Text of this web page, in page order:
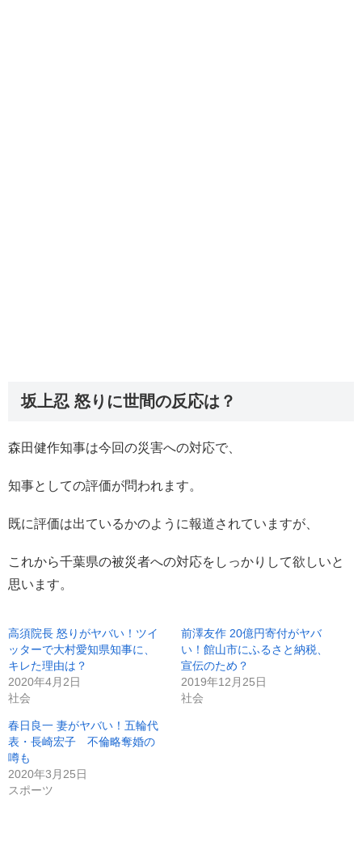
坂上忍 怒りに世間の反応は？
森田健作知事は今回の災害への対応で、
知事としての評価が問われます。
既に評価は出ているかのように報道されていますが、
これから千葉県の被災者への対応をしっかりして欲しいと
思います。
高須院長 怒りがヤバい！ツイ
ッターで大村愛知県知事に、
キレた理由は？
2020年4月2日
社会
前澤友作 20億円寄付がヤバ
い！館山市にふるさと納税、
宣伝のため？
2019年12月25日
社会
春日良一 妻がヤバい！五輪代
表・長崎宏子 不倫略奪婚の
噂も
2020年3月25日
スポーツ